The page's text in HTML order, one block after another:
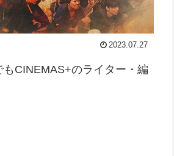
2023.07.27
CINEMAS+のライター・編